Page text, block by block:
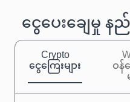
ငွေပေးချေမှု န
Crypto
ငွေကြေးများ ဝန်